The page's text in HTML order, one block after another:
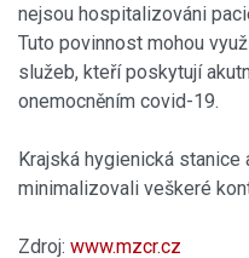
nejsou hospitalizováni
Tuto povinnost mohou
služeb, kteří poskytují
onemocněním covid-19.
Krajská hygienická stanice
minimalizovali veškeré
Zdroj: www.mzcr.cz